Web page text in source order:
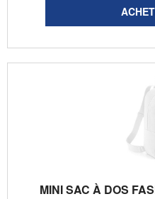
MINI SAC À DOS